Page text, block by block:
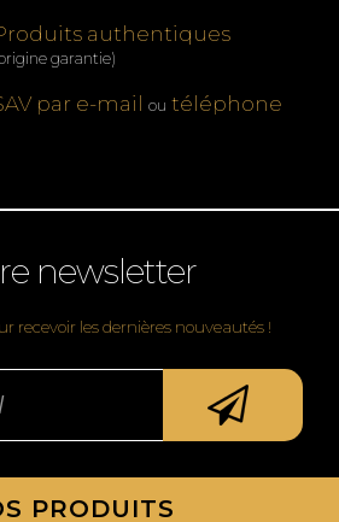
authentiques
garantie)
par e-mail ou téléphone
newsletter
recevoir les dernières nouveautés !
PRODUITS